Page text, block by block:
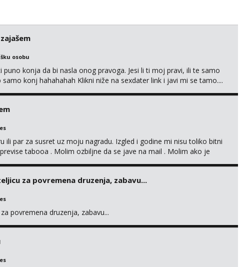
osobu
konja da bi nasla onog pravoga. Jesi li ti moj pravi, ili te samo
konj hahahahah Klikni niže na sexdater link i javi mi se tamo....
ili par za susret uz moju nagradu. Izgled i godine mi nisu toliko bitni
tabooa . Molim ozbiljne da se jave na mail . Molim ako je
za povremena druzenja, zabavu...
povremena druzenja, zabavu...